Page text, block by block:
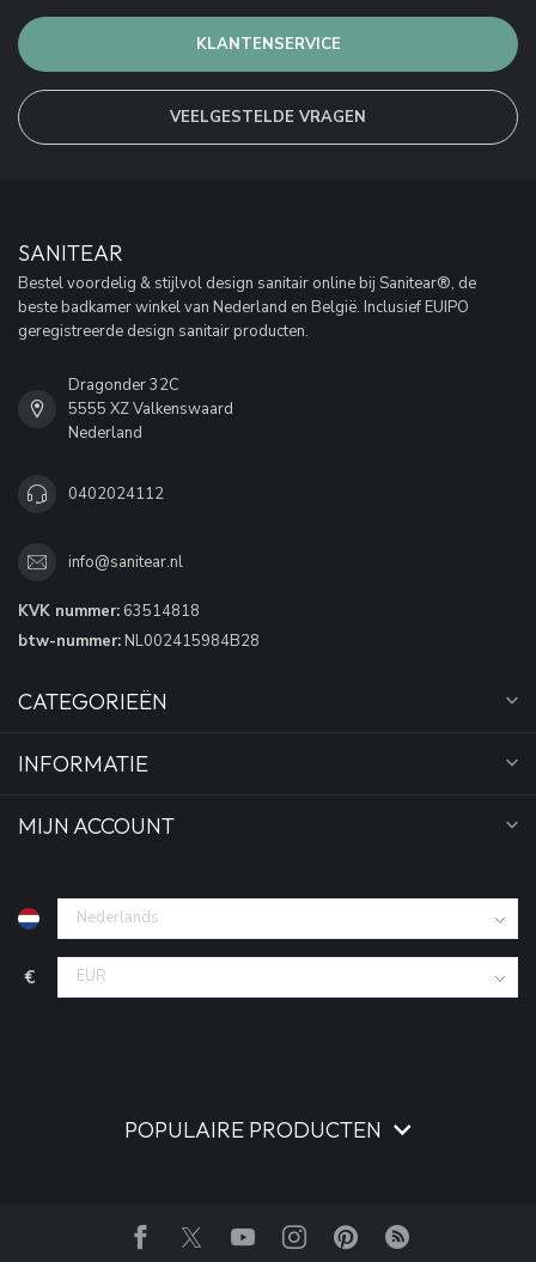
KLANTENSERVICE
VEELGESTELDE VRAGEN
SANITEAR
Bestel voordelig & stijlvol design sanitair online bij Sanitear®, de
beste badkamer winkel van Nederland en België. Inclusief EUIPO
geregistreerde design sanitair producten.
Dragonder 32C
5555 XZ Valkenswaard
Nederland
0402024112
info@sanitear.nl
KVK nummer: 63514818
btw-nummer: NL002415984B28
CATEGORIEËN
INFORMATIE
MIJN ACCOUNT
€
POPULAIRE PRODUCTEN